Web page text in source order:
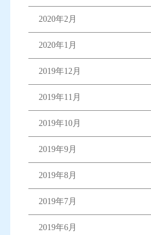
2020年2月
2020年1月
2019年12月
2019年11月
2019年10月
2019年9月
2019年8月
2019年7月
2019年6月